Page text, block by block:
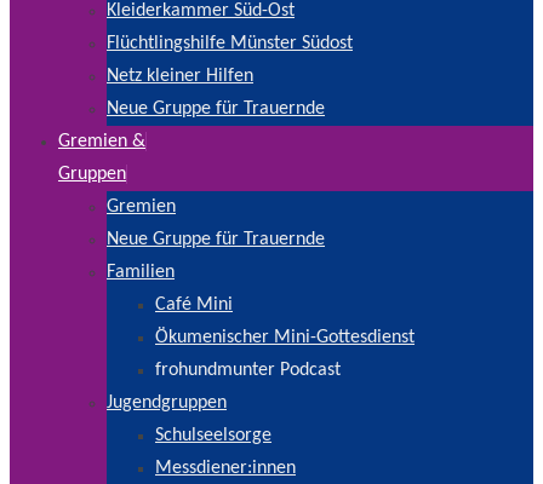
Kleiderkammer Süd-Ost
Flüchtlingshilfe Münster Südost
Netz kleiner Hilfen
Neue Gruppe für Trauernde
Gremien &
Gruppen
Gremien
Neue Gruppe für Trauernde
Familien
Café Mini
Ökumenischer Mini-Gottesdienst
frohundmunter Podcast
Jugendgruppen
Schulseelsorge
Messdiener:innen